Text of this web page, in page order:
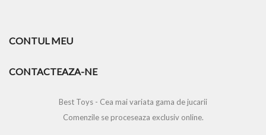
CONTUL MEU
CONTACTEAZA-NE
Best Toys - Cea mai variata gama de jucarii
Comenzile se proceseaza exclusiv online.